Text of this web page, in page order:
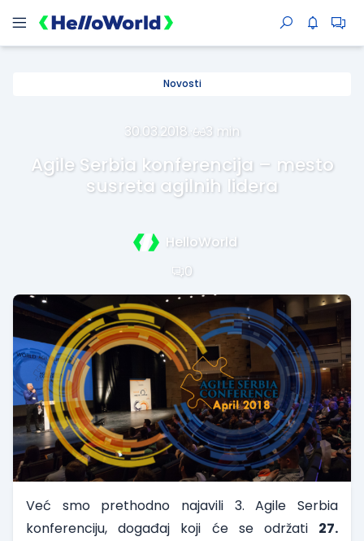
Novosti
30.03.2018. 3 min
Agile Serbia konferencija – mesto
susreta agilnih lidera
HelloWorld
0
Već smo prethodno najavili 3. Agile Serbia
konferenciju, događaj koji će se održati 27.